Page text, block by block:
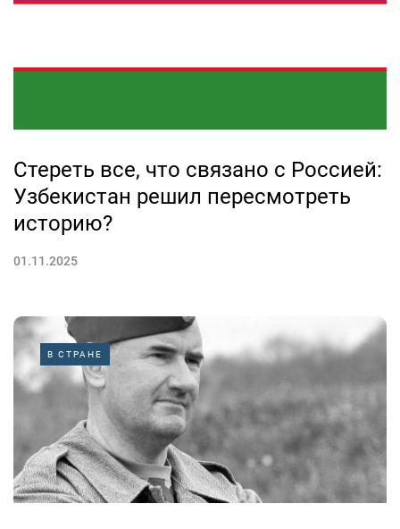
Стереть все, что связано с Россией:
Узбекистан решил пересмотреть
историю?
01.11.2025
В СТРАНЕ